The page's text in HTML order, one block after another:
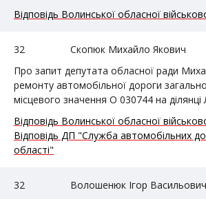
Відповідь Волинської обласної
32
Скопюк Михайло Якович
Про запит депутата обласної ради
ремонту автомобільної дороги
місцевого значення О 030744 на ділянці
Відповідь Волинської обласної
Відповідь ДП "Служба автомобільних
області"
32
Волошенюк Ігор Васильович